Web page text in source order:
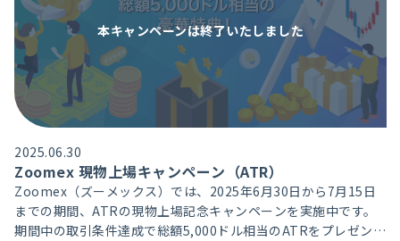
本キャンペーンは終了いたしました
2025.06.30
Zoomex 現物上場キャンペーン（ATR）
Zoomex（ズーメックス）では、2025年6月30日から7月15日
までの期間、ATRの現物上場記念キャンペーンを実施中です。
期間中の取引条件達成で総額5,000ドル相当のATRをプレゼント